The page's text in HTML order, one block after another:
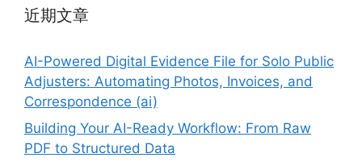
近期文章
AI-Powered Digital Evidence File for Solo Public
Adjusters: Automating Photos, Invoices, and
Correspondence (ai)
Building Your AI-Ready Workflow: From Raw
PDF to Structured Data